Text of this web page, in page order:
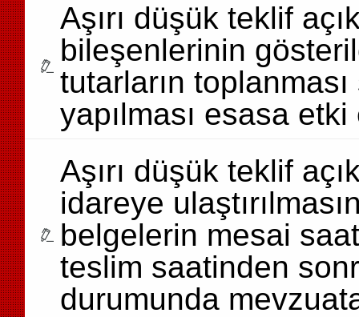
Aşırı düşük teklif
bileşenlerinin
tutarların
yapılması esasa
Aşırı düşük teklif
idareye
belgelerin mesai
teslim saatinden
durumunda